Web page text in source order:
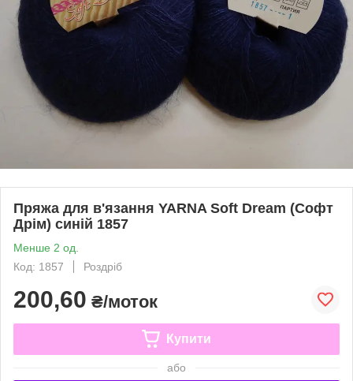
Пряжа для в'язання YARNA Soft Dream (Софт
Дрім) синій 1857
Менше 2 од.
Код: 1857
Роздріб
200,60 ₴/моток
Купити
або